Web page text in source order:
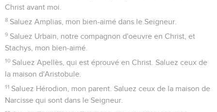
Christ avant moi.
8 Saluez Amplias, mon bien-aimé dans le Seigneur.
9 Saluez Urbain, notre compagnon d'oeuvre en Christ, et
Stachys, mon bien-aimé.
10 Saluez Apellès, qui est éprouvé en Christ. Saluez ceux de
la maison d'Aristobule.
11 Saluez Hérodion, mon parent. Saluez ceux de la maison de
Narcisse qui sont dans le Seigneur.